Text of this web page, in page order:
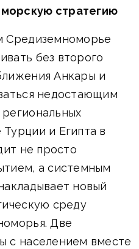
стратегию
Средиземноморье
без второго
Анкары и
недостающим
и Египта в
не просто
а системным
новый
среду
Две
с населением вместе